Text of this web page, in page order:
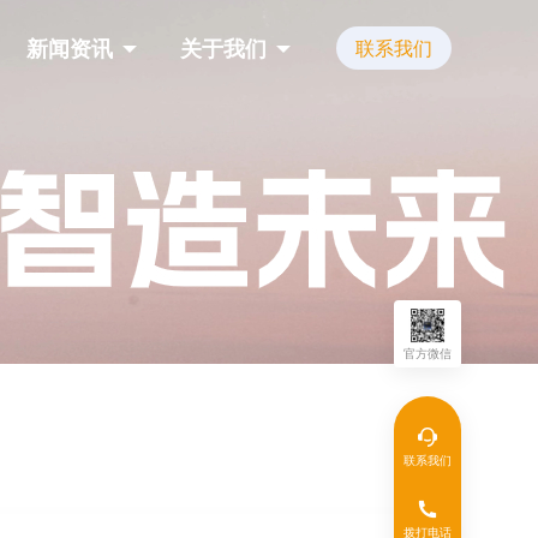
新闻资讯 关于我们 联系我们
官方微信
联系我们
拨打电话